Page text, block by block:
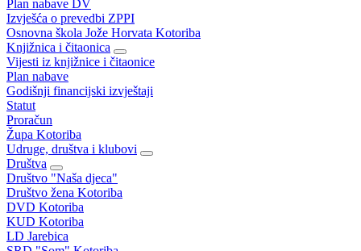
Plan nabave DV
Izvješća o prevedbi ZPPI
Osnovna škola Jože Horvata Kotoriba
Knjižnica i čitaonica
Vijesti iz knjižnice i čitaonice
Plan nabave
Godišnji financijski izvještaji
Statut
Proračun
Župa Kotoriba
Udruge, društva i klubovi
Društva
Društvo "Naša djeca"
Društvo žena Kotoriba
DVD Kotoriba
KUD Kotoriba
LD Jarebica